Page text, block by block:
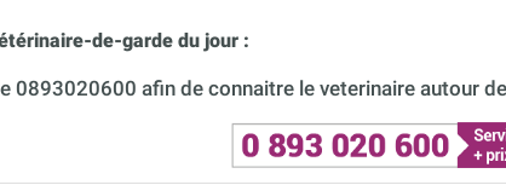
de-garde du jour :
0893020600 afin de connaitre le veterinaire autour